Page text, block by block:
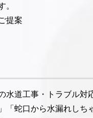
。
提案
道工事・トラブル対
「蛇口から水漏れし